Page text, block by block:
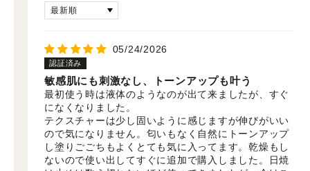
Sort by
05/24/2026
敏感肌にも刺激なし、トーンアップも叶う
最初使う時は液体のようなのが出て来ましたが、すぐ
になくなりました。
テクスチャーは少し固いように感じますが伸びがいい
ので気になりません。匂いもなく自然にトーンアップ
し塗りごごちもよくとても気に入ってます。乾燥もし
ないので使い出してすぐに追加で購入しました。日焼